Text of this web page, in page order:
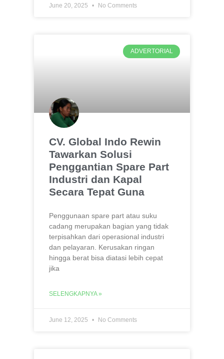
June 20, 2025 No Comments
ADVERTORIAL
CV. Global Indo Rewin
Tawarkan Solusi
Penggantian Spare Part
Industri dan Kapal
Secara Tepat Guna
Penggunaan spare part atau suku
cadang merupakan bagian yang tidak
terpisahkan dari operasional industri
dan pelayaran. Kerusakan ringan
hingga berat bisa diatasi lebih cepat
jika
SELENGKAPNYA »
June 12, 2025 No Comments